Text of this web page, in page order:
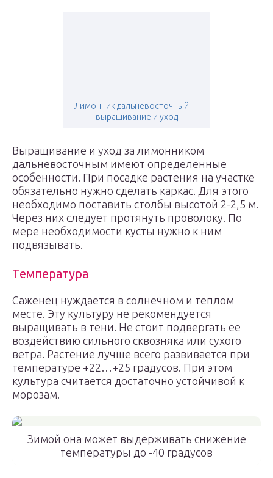
Лимонник дальневосточный —
выращивание и уход
Выращивание и уход за лимонником
дальневосточным имеют определенные
особенности. При посадке растения на участке
обязательно нужно сделать каркас. Для этого
необходимо поставить столбы высотой 2-2,5 м.
Через них следует протянуть проволоку. По
мере необходимости кусты нужно к ним
подвязывать.
Температура
Саженец нуждается в солнечном и теплом
месте. Эту культуру не рекомендуется
выращивать в тени. Не стоит подвергать ее
воздействию сильного сквозняка или сухого
ветра. Растение лучше всего развивается при
температуре +22…+25 градусов. При этом
культура считается достаточно устойчивой к
морозам.
Зимой она может выдерживать снижение
температуры до -40 градусов